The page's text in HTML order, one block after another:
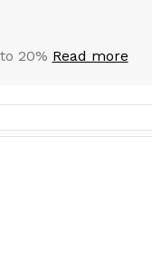
20% Read more